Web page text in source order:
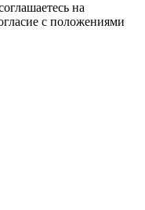
на
с положениями